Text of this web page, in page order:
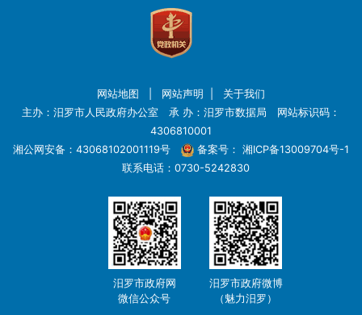
网站地图 网站声明
关于我们
主办：汨罗市人民政府办公室 承 办：汨罗市数据局 网站标识码：
4306810001
湘公网安备：43068102001119号
备案号： 湘ICP备13009704号-1
联系电话：0730-5242830
汨罗市政府网
微信公众号
汨罗市政府微博
（魅力汨罗）